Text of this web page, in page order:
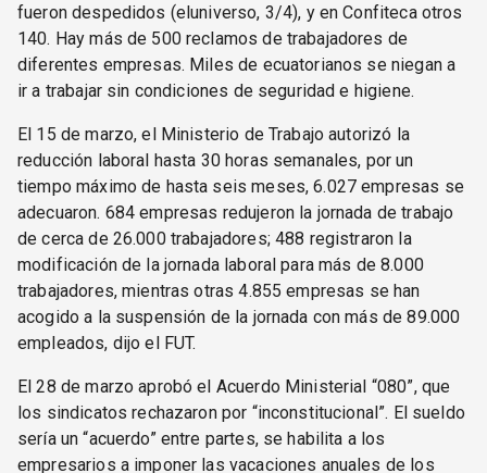
fueron despedidos (eluniverso, 3/4), y en Confiteca otros
140. Hay más de 500 reclamos de trabajadores de
diferentes empresas. Miles de ecuatorianos se niegan a
ir a trabajar sin condiciones de seguridad e higiene.
El 15 de marzo, el Ministerio de Trabajo autorizó la
reducción laboral hasta 30 horas semanales, por un
tiempo máximo de hasta seis meses, 6.027 empresas se
adecuaron. 684 empresas redujeron la jornada de trabajo
de cerca de 26.000 trabajadores; 488 registraron la
modificación de la jornada laboral para más de 8.000
trabajadores, mientras otras 4.855 empresas se han
acogido a la suspensión de la jornada con más de 89.000
empleados, dijo el FUT.
El 28 de marzo aprobó el Acuerdo Ministerial “080”, que
los sindicatos rechazaron por “inconstitucional”. El sueldo
sería un “acuerdo” entre partes, se habilita a los
empresarios a imponer las vacaciones anuales de los